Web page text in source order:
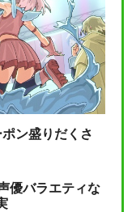
ン盛りだくさ
優バラエティな